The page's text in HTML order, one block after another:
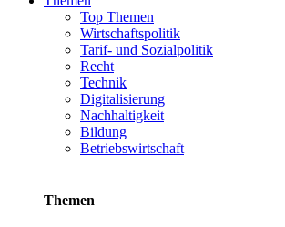
Top Themen
Wirtschaftspolitik
Tarif- und Sozialpolitik
Recht
Technik
Digitalisierung
Nachhaltigkeit
Bildung
Betriebswirtschaft
Themen